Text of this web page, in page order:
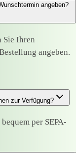
angeben?
Sie Ihren
angeben.
zur Verfügung?
per SEPA-